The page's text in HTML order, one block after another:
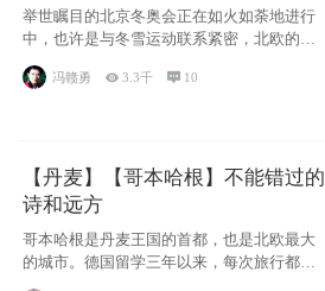
举世瞩目的北京冬奥会正在如火如荼地进行
中，也许是与冬雪运动联系紧密，北欧的一
些国家因
冯赣勇 3.3千  10
【丹麦】【哥本哈根】不能错过的
诗和远方
哥本哈根是丹麦王国的首都，也是北欧最大
的城市。德国留学三年以来，每次旅行都是